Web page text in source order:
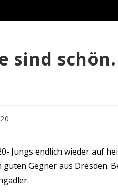
sind
Jungs endlich wieder auf
Gegner aus Dresden.